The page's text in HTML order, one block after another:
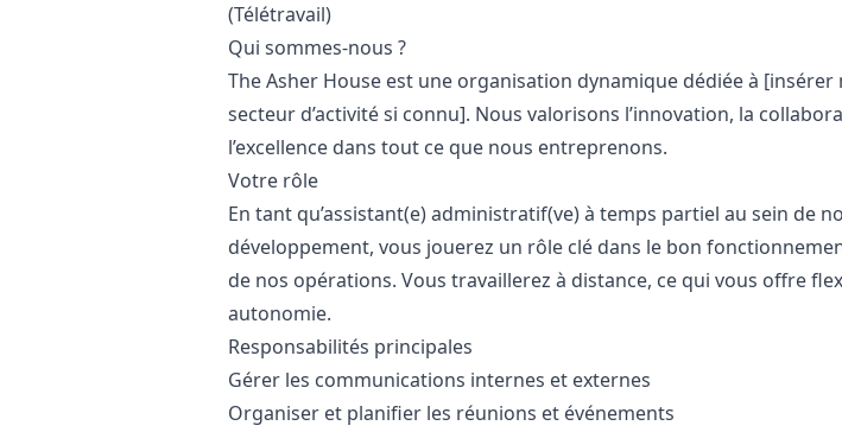
(Télétravail)
Qui sommes-nous ?
The Asher House est une organisation dynamique dédiée à [insérer
secteur d’activité si connu]. Nous valorisons l’innovation, la
l’excellence dans tout ce que nous entreprenons.
Votre rôle
En tant qu’assistant(e) administratif(ve) à temps partiel au sein de
développement, vous jouerez un rôle clé dans le bon
de nos opérations. Vous travaillerez à distance, ce qui vous offre
autonomie.
Responsabilités principales
Gérer les communications internes et externes
Organiser et planifier les réunions et événements